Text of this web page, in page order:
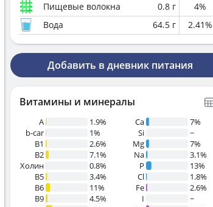
Пищевые волокна
0.8 г 4%
Вода
64.5 г 2.41%
Добавить в дневник питания
Витамины и минералы
A
1.9%
b-car
1%
В1
2.6%
B2
7.1%
Холин
0.8%
B5
3.4%
B6
11%
B9
4.5%
Ca
7%
Si
~
Mg
7%
Na
3.1%
P
13%
Cl
1.8%
Fe
2.6%
I
~